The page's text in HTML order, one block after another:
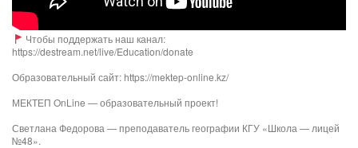
Чтобы поддержать наш канал:
https://destream.net/live/Education/donate
Образовательный сайт: https://mektep-online.kz/
МЕКТЕП OnLine — образовательный проект!
Светлана Федорова — преподаватель географии КГУ «Школа — лицей
№48».